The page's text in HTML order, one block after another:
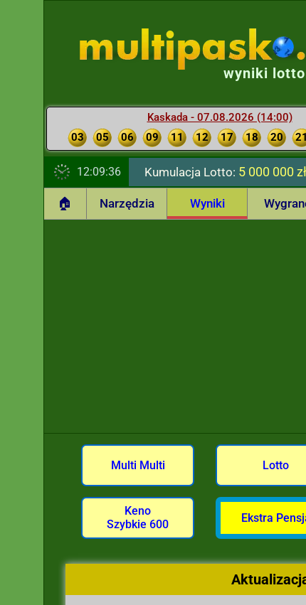
wyniki lotto
Kaskada - 07.08.2026 (14:00)
03
05 06 09 11 12 17 18 20
12:09:37 Kumulacja Lotto: 5 000 000 zł
🏠 Narzędzia Wyniki
Multi Multi Lotto
Keno
Szybkie 600
Ekstra